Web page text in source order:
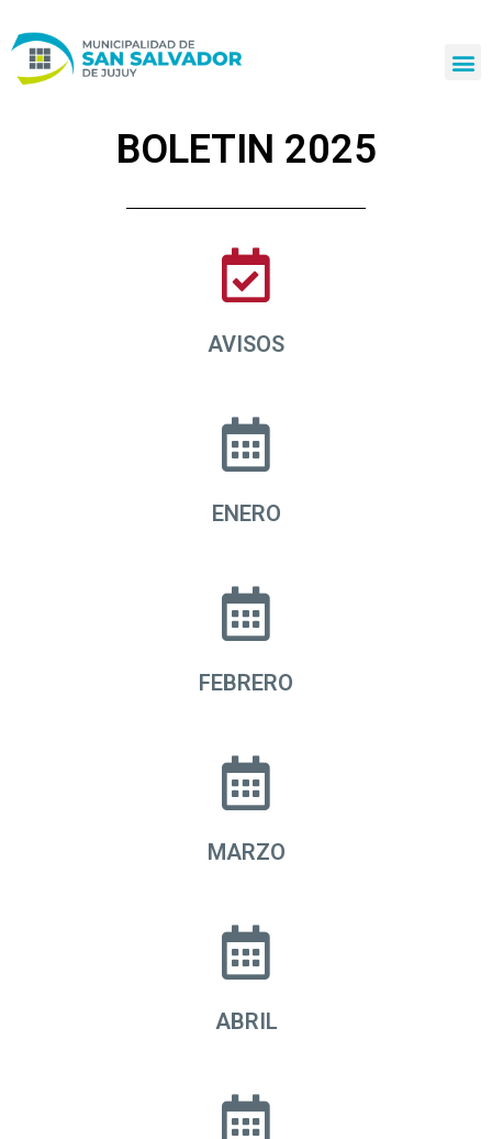
al
BOLETIN 2025
AVISOS
ENERO
FEBRERO
MARZO
ABRIL